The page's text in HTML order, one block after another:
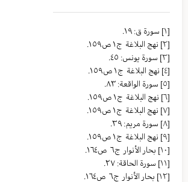
[١]
سورة ق: ١٩.
[٢]
نهج البلاغة ج١ ص١٥٩.
[٣]
سورة يونس: ٤٥.
[٤]
نهج البلاغة ج١ ص١٥٩.
[٥]
سورة الواقعة: ٨٣.
[٦]
نهج البلاغة ج١ ص١٥٩.
[٧]
نهج البلاغة ج١ ص١٥٩.
[٨]
سورة مريم: ٣٩.
[٩]
نهج البلاغة ج١ ص١٥٩.
[١٠]
بحار الأنوار ج٦ ص١٦٤.
[١١]
سورة الحاقة: ٢٧.
[١٢]
بحار الأنوار ج٦ ص١٦٤.